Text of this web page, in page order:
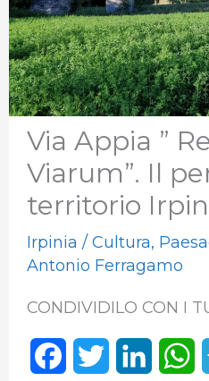
Via Appia ”
Viarum”. Il
territorio
Irpinia / Cultura,
Antonio Ferragamo
CONDIVIDILO CON I